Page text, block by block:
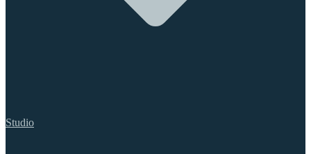
Studio